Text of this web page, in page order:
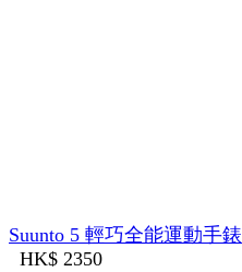
Suunto 5 輕巧全能運動手錶
HK$ 2350